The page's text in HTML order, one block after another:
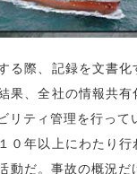
る際、記録を文書
果、全社の情報共
リティ管理を行って
０年以上にわたり
動だ。事故の概況